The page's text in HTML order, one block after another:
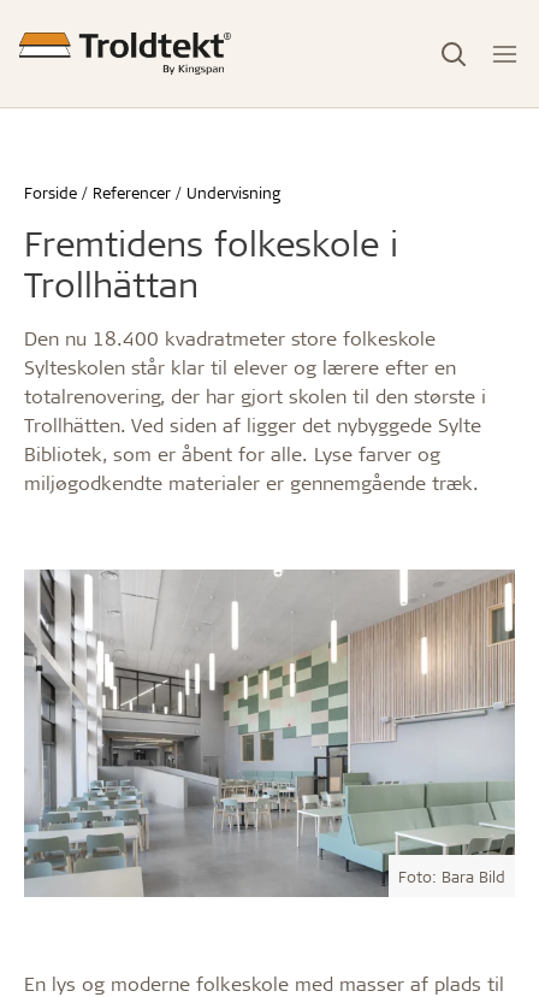
Forside Referencer Undervisning
Fremtidens folkeskole i
Trollhättan
Den nu 18.400 kvadratmeter store folkeskole
Sylteskolen står klar til elever og lærere efter en
totalrenovering, der har gjort skolen til den største i
Trollhätten. Ved siden af ligger det nybyggede Sylte
Bibliotek, som er åbent for alle. Lyse farver og
miljøgodkendte materialer er gennemgående træk.
Foto: Bara Bild
En lys og moderne folkeskole med masser af plads til